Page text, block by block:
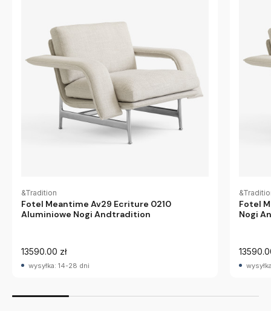
&Tradition
Fotel Meantime Av29 Ecriture 0210
Aluminiowe Nogi Andtradition
13590.00 zł
wysyłka: 14-28 dni
Fotel
Nogi